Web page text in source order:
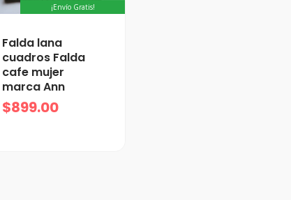
¡Envío Gratis!
Falda lana
cuadros Falda
cafe mujer
marca Ann
$899.00